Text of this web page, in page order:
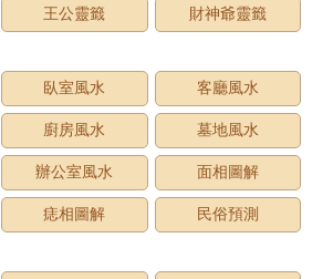
王公靈籤 財神爺靈籤
臥室風水 客廳風水
廚房風水 墓地風水
辦公室風水 面相圖解
痣相圖解 民俗預測